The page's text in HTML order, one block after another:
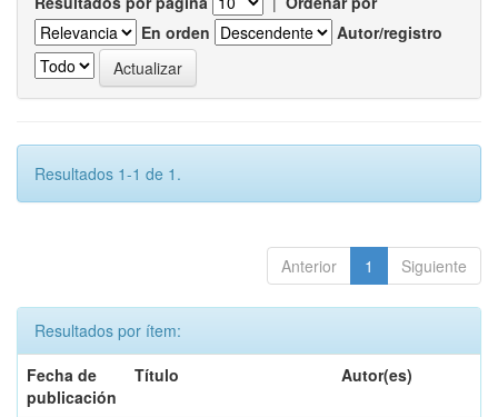
En orden
Autor/registro
Resultados 1-1 de 1.
Anterior 1 Siguiente
Resultados por ítem:
Fecha de
publicación
Título Autor(es)